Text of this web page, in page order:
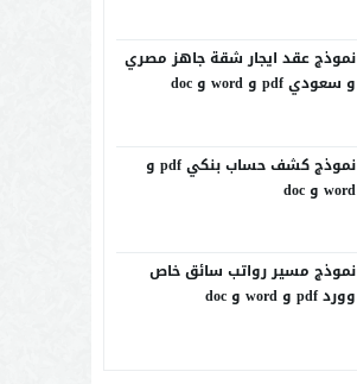
نموذج عقد ايجار شقة جاهز مصري
و سعودي pdf و word و doc
نموذج كشف حساب بنكي pdf و
word و doc
نموذج مسير رواتب سائق خاص
وورد pdf و word و doc